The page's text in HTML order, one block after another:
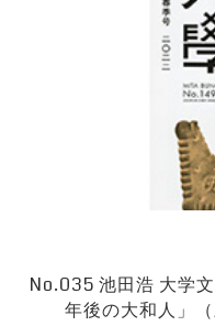
No.035 池田浩 大学
年後の大和人」